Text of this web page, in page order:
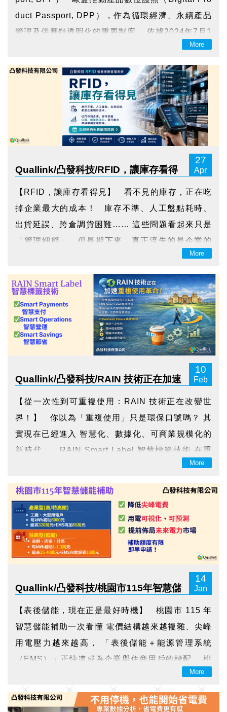
duct Passport, DPP），作為循環經濟、永續產品
管理及供應鏈透明化的重要制度。 依據2024年7月1
8日生效的《永續產品生態設計規章》（ESPR），
歐盟將建立共通制度架構，並依不同產...
More
Quallink/凸發科技/RFID，讓庫存看得
27
Apr
【RFID，讓庫存看得見】 看不見的庫存，正在吃
掉企業最大的成本！ 庫存不準、人工盤點耗時、
出貨延誤、跨倉調貨困難…… 這些問題看起來只是
「管理細節」，但長期下來，真正流失的是企業的
獲利空間。 在全球供應鏈壓力持續升溫的現在，企
業需要的不只是更多人力，而是更即時、更精
準、...
More
Quallink/凸發科技/RAIN 技術正在加速
10
Feb
【從一次性到可重複使用：RAIN 技術正在改變世
界！】 你以為「重複使用」只是環保口號嗎？ 其
實現在已經進入 智慧化、數據化、可商業規模化的
新時代。 RAIN Smart Label 智慧標籤技術 在重
複使用系統中的關鍵角色，如何讓整體流程更順
暢、數據化、並具備商業可行性—從而在價值鏈
各...
More
Quallink/凸發科技/桃園市115年智慧儲
14
Jan
【表後儲能，現在正是最好時機】 桃園市 115 年
智慧儲能補助一次看懂 電價結構越來越複雜、尖峰
用電壓力越來越高， 「表後儲能＋能源管理系統
（EMS）」正快速成為企業與住商用戶的標配。 桃
園市政府 115 年同步推出 產業型 與 住商型 智慧儲
能補助計畫， 不論是工廠、商辦、社區或房東，只
要在桃園，都有機會把補助拿好...
More